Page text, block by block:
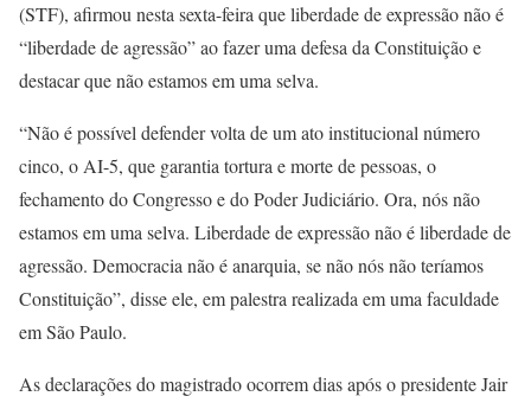
(STF), afirmou nesta sexta-feira que liberdade de expressão não é
“liberdade de agressão” ao fazer uma defesa da Constituição e
destacar que não estamos em uma selva.
“Não é possível defender volta de um ato institucional número
cinco, o AI-5, que garantia tortura e morte de pessoas, o
fechamento do Congresso e do Poder Judiciário. Ora, nós não
estamos em uma selva. Liberdade de expressão não é liberdade de
agressão. Democracia não é anarquia, se não nós não teríamos
Constituição”, disse ele, em palestra realizada em uma faculdade
em São Paulo.
As declarações do magistrado ocorrem dias após o presidente Jair